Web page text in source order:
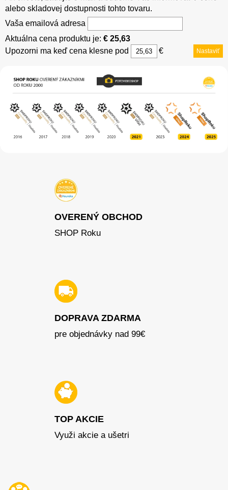
alebo skladovej dostupnosti tohto tovaru.
Vaša emailová adresa
Aktuálna cena produktu je: € 25,63
Upozorni ma keď cena klesne pod
€ Nastaviť
OVERENÝ OBCHOD
SHOP Roku
DOPRAVA ZDARMA
pre objednávky nad 99€
TOP AKCIE
Využi akcie a ušetri